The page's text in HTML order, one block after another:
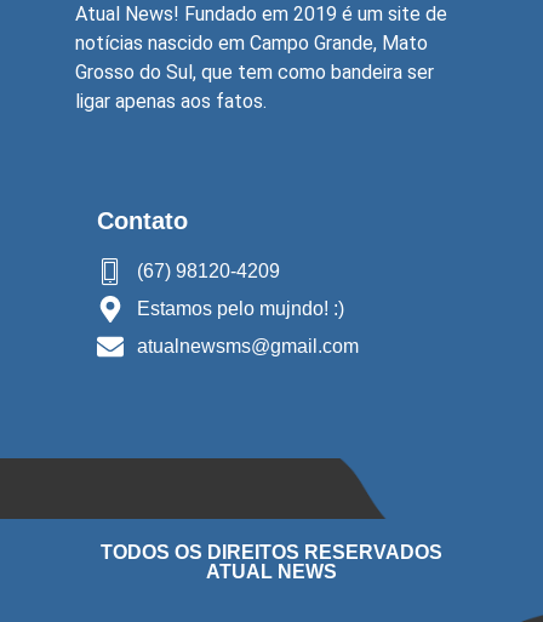
Atual News! Fundado em 2019 é um site de
notícias nascido em Campo Grande, Mato
Grosso do Sul, que tem como bandeira ser
ligar apenas aos fatos.
Contato
(67) 98120-4209
Estamos pelo mujndo! :)
atualnewsms@gmail.com
TODOS OS DIREITOS RESERVADOS
ATUAL NEWS